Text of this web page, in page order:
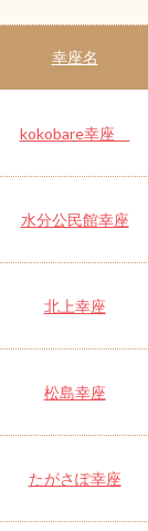
幸座名
kokobare幸座
水分公民館幸座
北上幸座
松島幸座
たがさぽ幸座